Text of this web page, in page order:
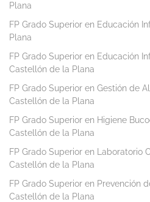
Plana
FP Grado Superior en Educación
Plana
FP Grado Superior en Educación
Castellón de la Plana
FP Grado Superior en Gestión de
Castellón de la Plana
FP Grado Superior en Higiene
Castellón de la Plana
FP Grado Superior en Laboratorio
Castellón de la Plana
FP Grado Superior en Prevención
Castellón de la Plana